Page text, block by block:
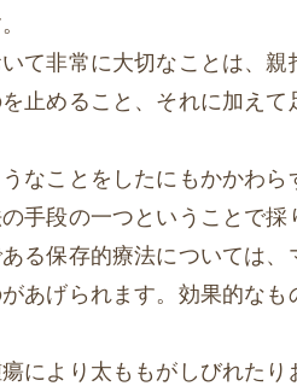
て非常に大切なことは、
止めること、それに加え
なことをしたにもかかわ
手段の一つということで採
る保存的療法については
あげられます。効果的な
により太ももがしびれた